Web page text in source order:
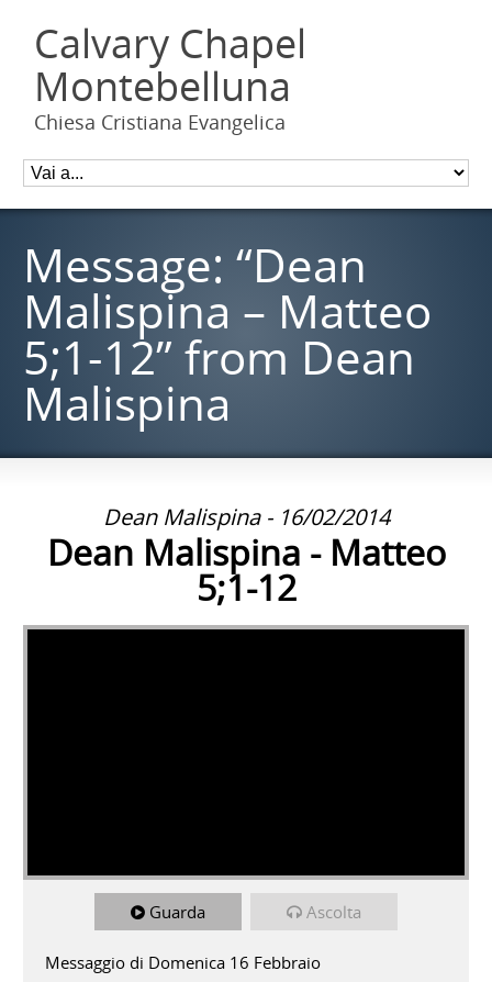
Calvary Chapel
Montebelluna
Chiesa Cristiana Evangelica
Message: “Dean
Malispina – Matteo
5;1-12” from Dean
Malispina
Dean Malispina - 16/02/2014
Dean Malispina - Matteo
5;1-12
Guarda Ascolta
Messaggio di Domenica 16 Febbraio